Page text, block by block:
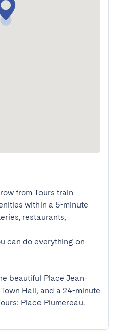
from Tours train
within a 5-minute
restaurants,
can do everything on
beautiful Place Jean-
Hall, and a 24-minute
Place Plumereau.